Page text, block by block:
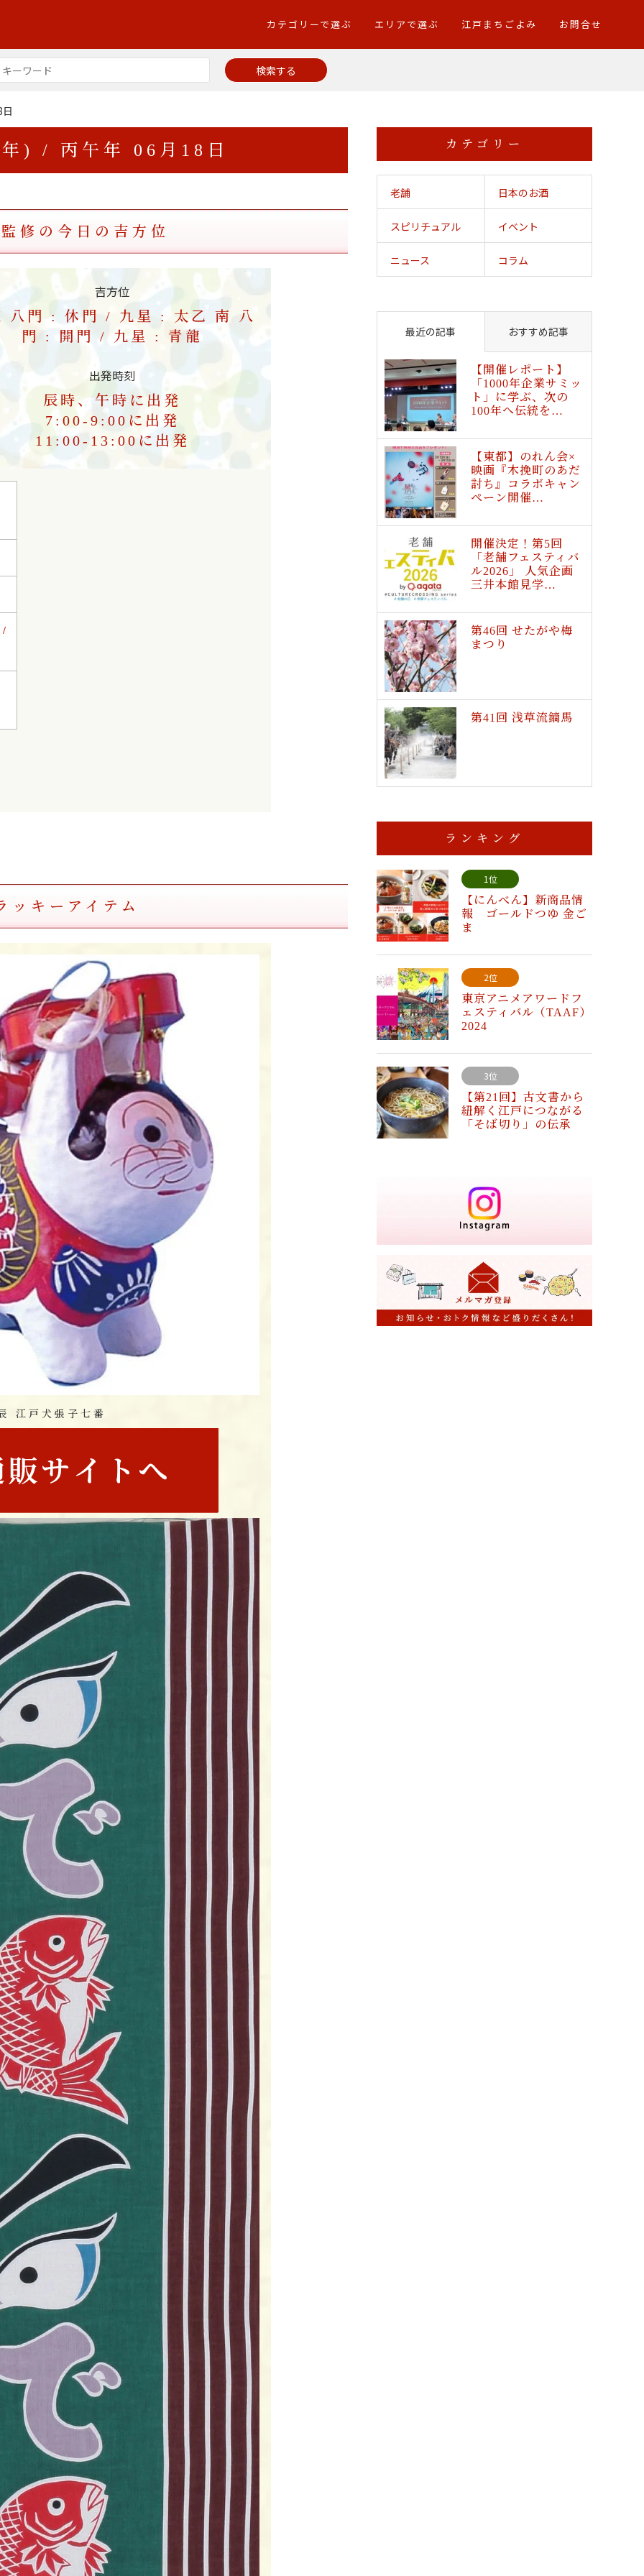
カテゴリーで選ぶ エリアで選ぶ 江戸まちごよみ お問合せ
) / 丙午年 06月18日
修の今日の吉方位
吉方位
八門 : 休門 / 九星 : 太乙 南 八
門 : 開門 / 九星 : 青龍
出発時刻
辰時、午時に出発
7:00-9:00に出発
11:00-13:00に出発
/
ッキーアイテム
江戸犬張子七番
カテゴリー
老舗 日本のお酒
スピリチュアル イベント
ニュース コラム
最近の記事 おすすめ記事
【開催レポート】
「1000年企業サミッ
ト」に学ぶ、次の
100年へ伝統を…
【東都】のれん会×
映画『木挽町のあだ
討ち』コラボキャン
ペーン開催…
開催決定！第5回
「老舗フェスティバ
ル2026」 人気企画
三井本館見学…
第46回 せたがや梅
まつり
第41回 浅草流鏑馬
ランキング
1位
【にんべん】新商品情
報 ゴールドつゆ 金ご
ま
2位
東京アニメアワードフ
ェスティバル（TAAF）
2024
3位
【第21回】古文書から
紐解く江戸につながる
「そば切り」の伝承